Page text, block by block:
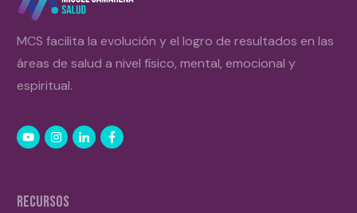
MCS facilita la evolución y el logro de resultados en las
áreas de salud a nivel físico, mental, emocional y
espiritual.
RECURSOS